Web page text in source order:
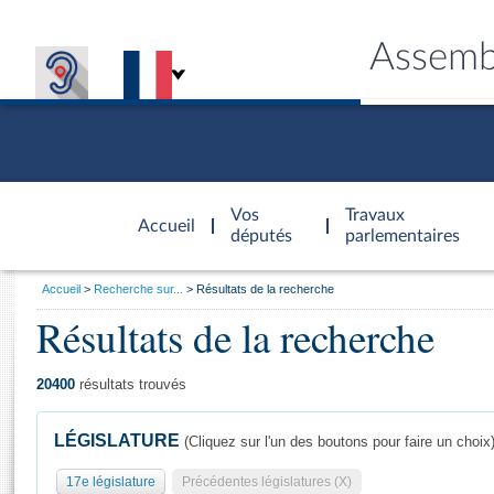
Accueil
d'accueil
Vos
députés
Travaux
parlementaires
Général
Vous
Accueil Recherche sur... Résultats de la recherche
Résultats de la recherche
20400 résultats trouvés
LÉGISLATURE (Cliquez sur l'un des boutons pour faire un choix)
17e législature Précédentes législatures (X)